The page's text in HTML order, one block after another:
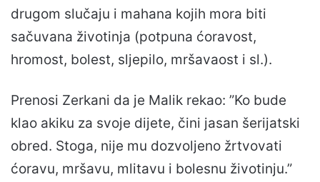
drugom slučaju i mahana kojih mora biti
sačuvana životinja (potpuna ćoravost,
hromost, bolest, sljepilo, mršavaost i sl.).
Prenosi Zerkani da je Malik rekao: ”Ko bude
klao akiku za svoje dijete, čini jasan šerijatski
obred. Stoga, nije mu dozvoljeno žrtvovati
ćoravu, mršavu, mlitavu i bolesnu životinju.”